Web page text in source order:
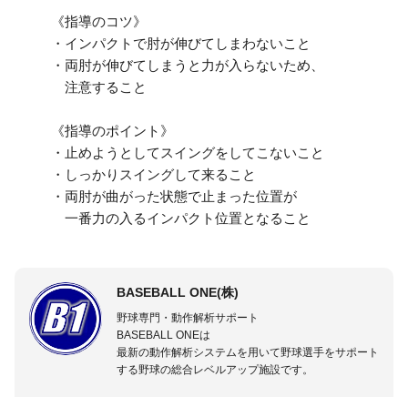
《指導のコツ》
・インパクトで肘が伸びてしまわないこと
・両肘が伸びてしまうと力が入らないため、
注意すること
《指導のポイント》
・止めようとしてスイングをしてこないこと
・しっかりスイングして来ること
・両肘が曲がった状態で止まった位置が
一番力の入るインパクト位置となること
BASEBALL ONE(株)
野球専門・動作解析サポート
BASEBALL ONEは
最新の動作解析システムを用いて野球選手をサポート
する野球の総合レベルアップ施設です。